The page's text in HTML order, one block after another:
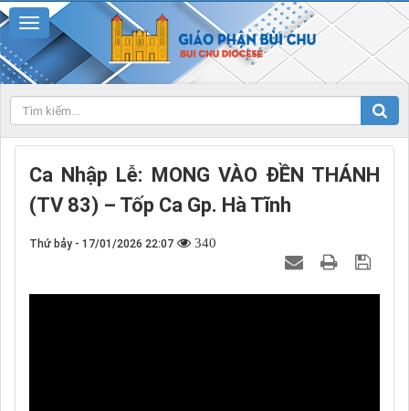
Ca Nhập Lễ: MONG VÀO ĐỀN THÁNH
(TV 83) – Tốp Ca Gp. Hà Tĩnh
Thứ bảy - 17/01/2026 22:07 340